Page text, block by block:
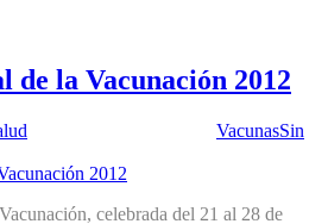
de la Vacunación 2012
VacunasSin
celebrada del 21 al 28 de